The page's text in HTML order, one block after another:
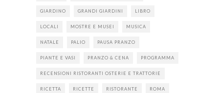
GIARDINO GRANDI GIARDINI LIBRO
LOCALI MOSTRE E MUSEI MUSICA
NATALE PALIO PAUSA PRANZO
PIANTE E VASI PRANZO & CENA PROGRAMMA
RECENSIONI RISTORANTI OSTERIE E TRATTORIE
RICETTA RICETTE RISTORANTE ROMA